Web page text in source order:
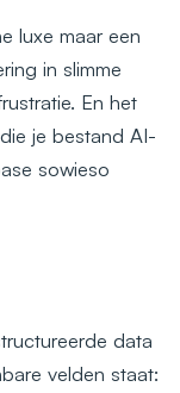
luxe maar een
in slimme
En het
je bestand AI-
sowieso
data
velden staat: